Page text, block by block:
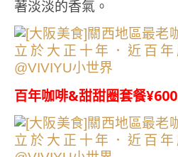
著淡淡的香氣。
百年咖啡&甜甜圈套餐¥600